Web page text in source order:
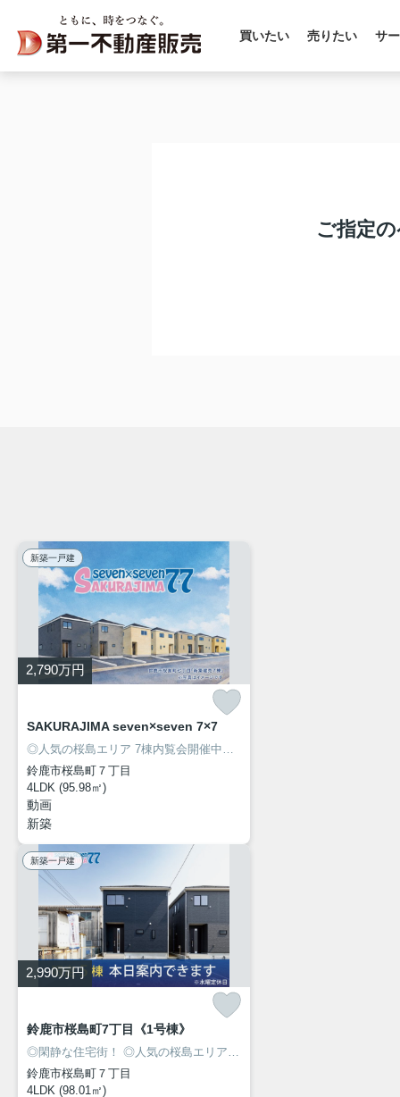
買いたい 売りたい サ
ご指定
新築一戸建
2,790万円
SAKURAJIMA seven×seven 7×7
◎人気の桜島エリア 7棟内覧会開催中！
鈴鹿市桜島町７丁目
4LDK (95.98㎡)
動画
新築
新築一戸建
2,990万円
鈴鹿市桜島町7丁目《1号棟》
◎閑静な住宅街！
◎人気の桜島エリアに新築建売住宅7棟が同時販売開始！
鈴鹿市桜島町７丁目
4LDK (98.01㎡)